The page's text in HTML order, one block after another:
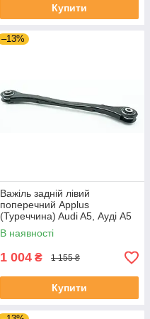
Купити
–13%
Важіль задній лівий
поперечний Applus
(Туреччина) Audi A5, Ауді А5
16- #28179AP UAAANUR4
В наявності
1 004 ₴ 1 155 ₴
Купити